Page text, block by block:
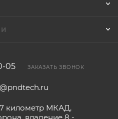
05 ЗАКАЗАТЬ ЗВОНОК
километр МКАД,